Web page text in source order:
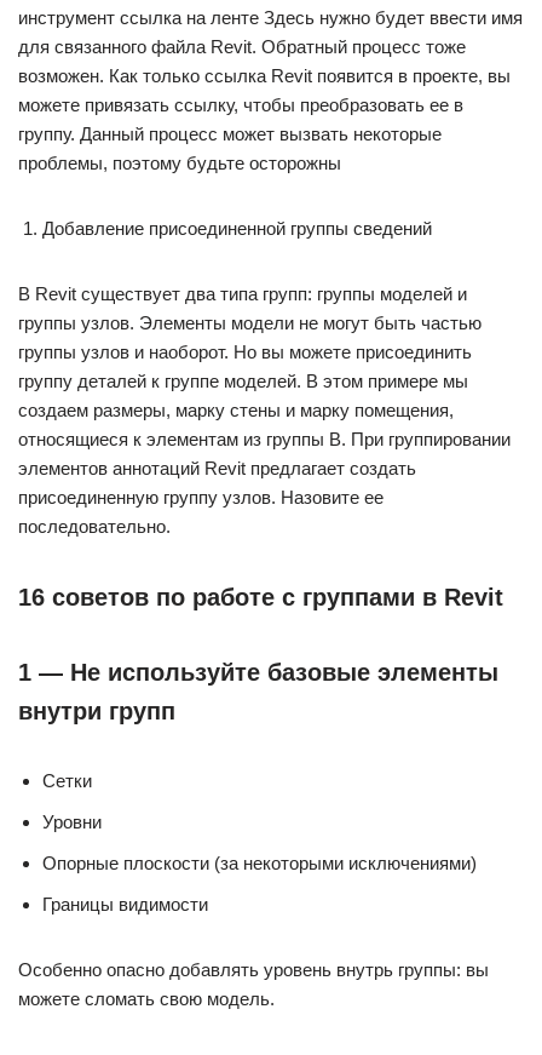
инструмент ссылка на ленте Здесь нужно будет ввести имя
для связанного файла Revit. Обратный процесс тоже
возможен. Как только ссылка Revit появится в проекте, вы
можете привязать ссылку, чтобы преобразовать ее в
группу. Данный процесс может вызвать некоторые
проблемы, поэтому будьте осторожны
Добавление присоединенной группы сведений
В Revit существует два типа групп: группы моделей и
группы узлов. Элементы модели не могут быть частью
группы узлов и наоборот. Но вы можете присоединить
группу деталей к группе моделей. В этом примере мы
создаем размеры, марку стены и марку помещения,
относящиеся к элементам из группы B. При группировании
элементов аннотаций Revit предлагает создать
присоединенную группу узлов. Назовите ее
последовательно.
16 советов по работе с группами в Revit
1 — Не используйте базовые элементы
внутри групп
Сетки
Уровни
Опорные плоскости (за некоторыми исключениями)
Границы видимости
Особенно опасно добавлять уровень внутрь группы: вы
можете сломать свою модель.